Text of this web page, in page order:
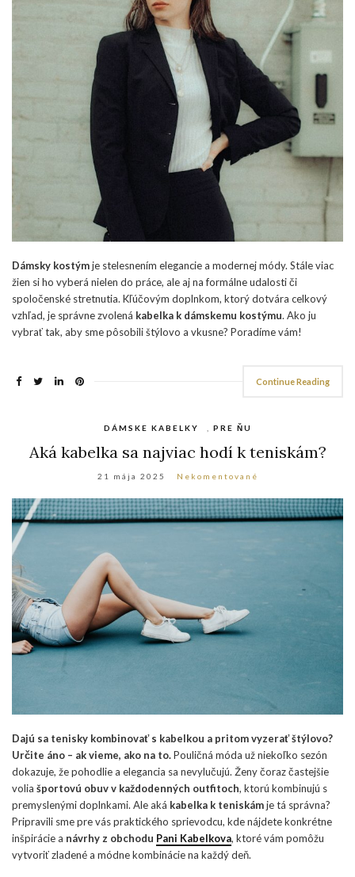
Dámsky kostýmje stelesnením elegancie a modernej módy. Stále viac
žien si ho vyberá nielen do práce, ale aj na formálne udalosti či
spoločenské stretnutia. Kľúčovým doplnkom, ktorý dotvára celkový
vzhľad, je správne zvolená kabelka k dámskemu kostýmu. Ako ju
vybrať tak, aby sme pôsobili štýlovo a vkusne? Poradíme vám!
Continue Reading
DÁMSKE KABELKY PRE ŇU
Aká kabelka sa najviac hodí k teniskám?
21 mája 2025 Nekomentované
Dajú sa tenisky kombinovať s kabelkou a pritom vyzerať štýlovo?
Určite áno – ak vieme, ako na to.Pouličná móda už niekoľko sezón
dokazuje, že pohodlie a elegancia sa nevylučujú. Ženy čoraz častejšie
volia športovú obuv v každodenných outfitoch, ktorú kombinujú s
premyslenými doplnkami. Ale aká kabelka k teniskámje tá správna?
Pripravili sme pre vás praktického sprievodcu, kde nájdete konkrétne
inšpirácie a návrhy z obchodu Pani Kabelkova, ktoré vám pomôžu
vytvoriť zladené a módne kombinácie na každý deň.